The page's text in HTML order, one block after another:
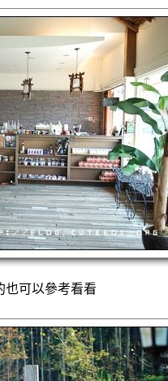
也可以參考看看